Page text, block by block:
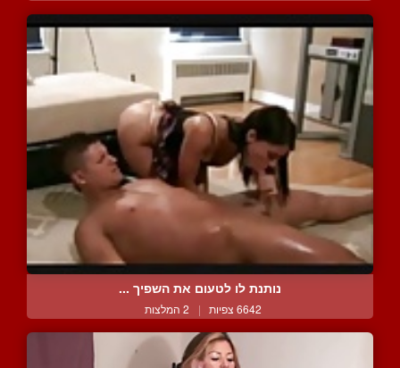
נותנת לו לטעום את השפיך ...
6642 צפיות | 2 המלצות